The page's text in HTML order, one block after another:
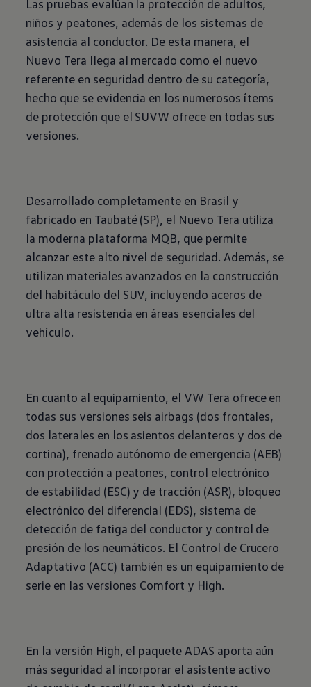
Las pruebas evalúan la protección de adultos,
niños y peatones, además de los sistemas de
asistencia al conductor. De esta manera, el
Nuevo Tera llega al mercado como el nuevo
referente en seguridad dentro de su categoría,
hecho que se evidencia en los numerosos ítems
de protección que el SUVW ofrece en todas sus
versiones.
Desarrollado completamente en Brasil y
fabricado en Taubaté (SP), el Nuevo Tera utiliza
la moderna plataforma MQB, que permite
alcanzar este alto nivel de seguridad. Además, se
utilizan materiales avanzados en la construcción
del habitáculo del SUV, incluyendo aceros de
ultra alta resistencia en áreas esenciales del
vehículo.
En cuanto al equipamiento, el VW Tera ofrece en
todas sus versiones seis airbags (dos frontales,
dos laterales en los asientos delanteros y dos de
cortina), frenado autónomo de emergencia (AEB)
con protección a peatones, control electrónico
de estabilidad (ESC) y de tracción (ASR), bloqueo
electrónico del diferencial (EDS), sistema de
detección de fatiga del conductor y control de
presión de los neumáticos. El Control de Crucero
Adaptativo (ACC) también es un equipamiento de
serie en las versiones Comfort y High.
En la versión High, el paquete ADAS aporta aún
más seguridad al incorporar el asistente activo